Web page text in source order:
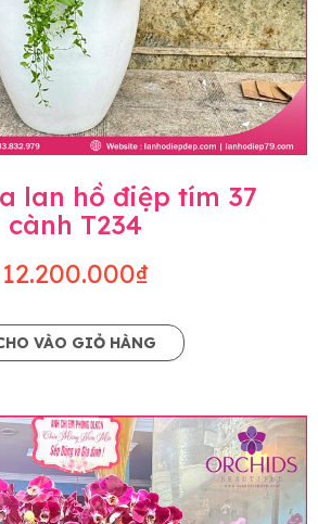
lan hồ điệp tím 37
cành T234
12.200.000₫
VÀO GIỎ HÀNG